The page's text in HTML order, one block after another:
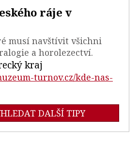
ráje v
musí navštívit všichni
a horolezectví.
kraj
turnov.cz/kde-nas-
DALŠÍ TIPY